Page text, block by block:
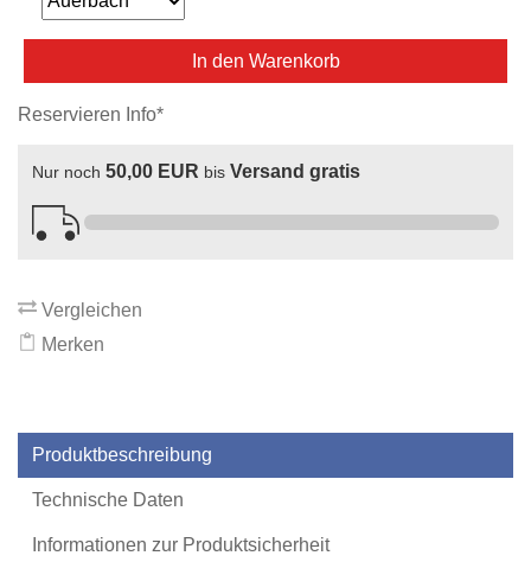
In den Warenkorb
Reservieren Info*
Nur noch 50,00 EUR bis Versand gratis
Vergleichen
Merken
Produktbeschreibung
Technische Daten
Informationen zur Produktsicherheit